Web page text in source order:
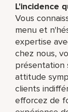
L'incidence
Vous
menu et
expertise
chez nous,
présentation
attitude
clients
efforcez de